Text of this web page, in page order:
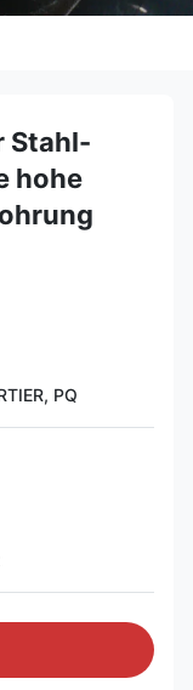
Stahl-
hohe
PQ